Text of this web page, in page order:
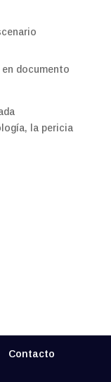
documento
la pericia
Contacto